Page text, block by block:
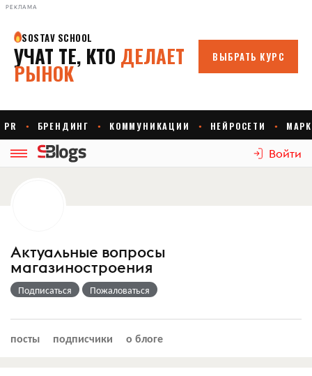
РЕКЛАМА
Войти
Актуальные вопросы
магазиностроения
Подписаться Пожаловаться
посты подписчики о блоге